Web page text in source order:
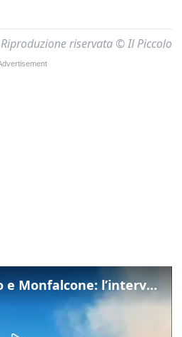
Riproduzione riservata © Il Piccolo
Incendio tra Duino e Monfalcone: l’intervento dei vigili del fuoco